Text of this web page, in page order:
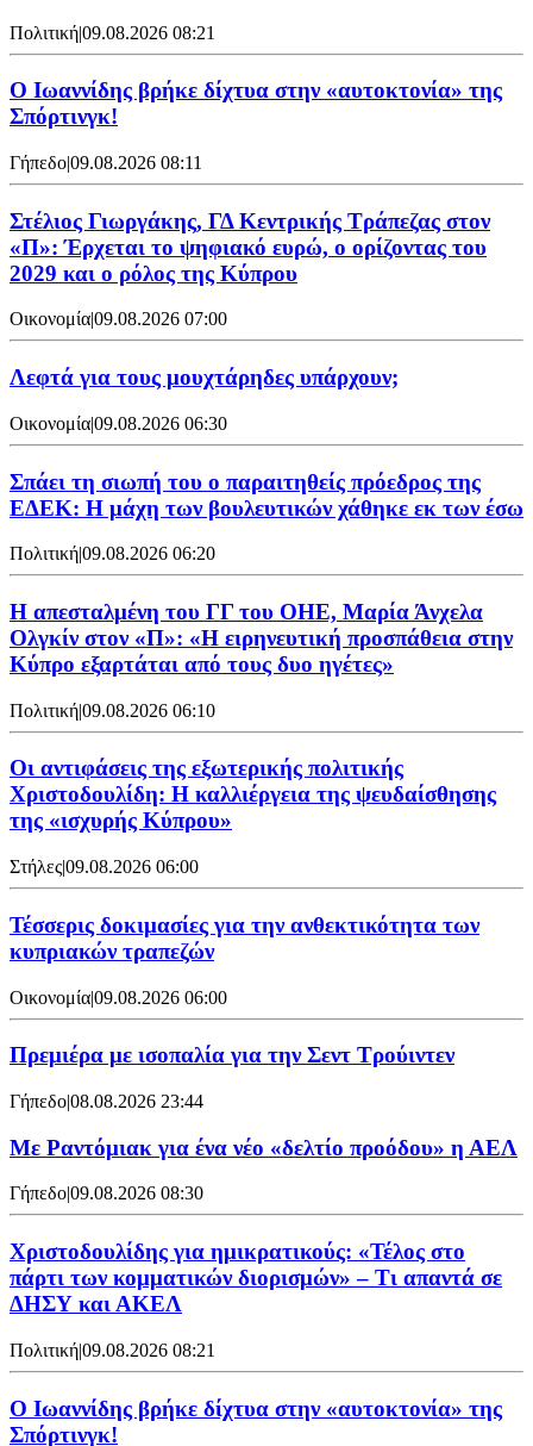
Πολιτική|09.08.2026 08:21
Ο Ιωαννίδης βρήκε δίχτυα στην «αυτοκτονία» της
Σπόρτινγκ!
Γήπεδο|09.08.2026 08:11
Στέλιος Γιωργάκης, ΓΔ Κεντρικής Τράπεζας στον
«Π»: Έρχεται το ψηφιακό ευρώ, ο ορίζοντας του
2029 και ο ρόλος της Κύπρου
Οικονομία|09.08.2026 07:00
Λεφτά για τους μουχτάρηδες υπάρχουν;
Οικονομία|09.08.2026 06:30
Σπάει τη σιωπή του ο παραιτηθείς πρόεδρος της
ΕΔΕΚ: Η μάχη των βουλευτικών χάθηκε εκ των έσω
Πολιτική|09.08.2026 06:20
Η απεσταλμένη του ΓΓ του ΟΗΕ, Μαρία Άνχελα
Ολγκίν στον «Π»: «Η ειρηνευτική προσπάθεια στην
Κύπρο εξαρτάται από τους δυο ηγέτες»
Πολιτική|09.08.2026 06:10
Οι αντιφάσεις της εξωτερικής πολιτικής
Χριστοδουλίδη: Η καλλιέργεια της ψευδαίσθησης
της «ισχυρής Κύπρου»
Στήλες|09.08.2026 06:00
Τέσσερις δοκιμασίες για την ανθεκτικότητα των
κυπριακών τραπεζών
Οικονομία|09.08.2026 06:00
Πρεμιέρα με ισοπαλία για την Σεντ Τρούιντεν
Γήπεδο|08.08.2026 23:44
Με Ραντόμιακ για ένα νέο «δελτίο προόδου» η ΑΕΛ
Γήπεδο|09.08.2026 08:30
Χριστοδουλίδης για ημικρατικούς: «Τέλος στο
πάρτι των κομματικών διορισμών» – Τι απαντά σε
ΔΗΣΥ και ΑΚΕΛ
Πολιτική|09.08.2026 08:21
Ο Ιωαννίδης βρήκε δίχτυα στην «αυτοκτονία» της
Σπόρτινγκ!